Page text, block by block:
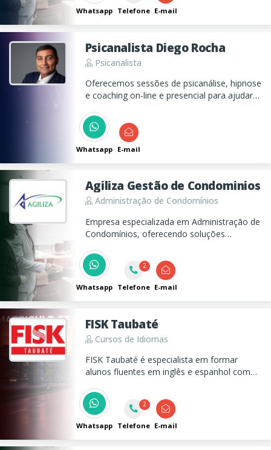
Metropolitanas.
Whatsapp Telefone E-mail
Psicanalista Diego Rocha
Psicanalista
Oferecemos sessões de psicanálise, hipnose
e coaching on-line e presencial para ajudar
relacionamentos, promovendo
autoconhecimento e equilíbrio emocional.
Whatsapp E-mail
Agiliza Gestão de Condominios
Administração de Condomínios
Empresa especializada em Administração de
Condomínios, oferecendo soluções
Paraíba e Litoral Norte. Entre em contato e
descomplique sua vida.
Whatsapp
2
Telefone E-mail
FISK Taubaté
Cursos de Idiomas
FISK Taubaté é especialista em formar
alunos fluentes em inglês e espanhol com
internacional e ensino personalizado para
crianças, adolescentes e adultos.
Whatsapp
2
Telefone E-mail